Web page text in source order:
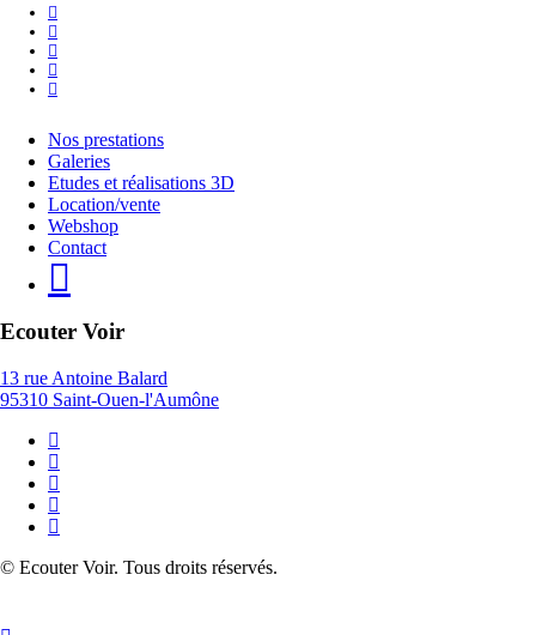
facebook
linkedin
instagram
phone
email
Close
Menu
Nos prestations
Galeries
Etudes et réalisations 3D
Location/vente
Webshop
Contact
Ecouter Voir
13 rue Antoine Balard
95310 Saint-Ouen-l'Aumône
© Ecouter Voir. Tous droits réservés.